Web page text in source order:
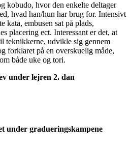
kobudo, hvor den enkelte deltager
hvad han/hun har brug for. Intensivt
kata, embusen sat på plads,
placering ect. Interessant er det, at
teknikkerne, udvikle sig gennem
forklaret på en overskuelig måde,
både uke og tori.
under lejren 2. dan
under gradueringskampene